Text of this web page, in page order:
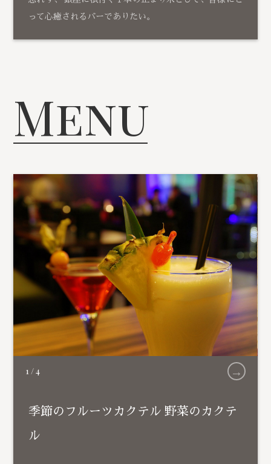
って心癒されるバーでありたい。
Menu
1 /4 →
季節のフルーツカクテル 野菜のカクテ
ル